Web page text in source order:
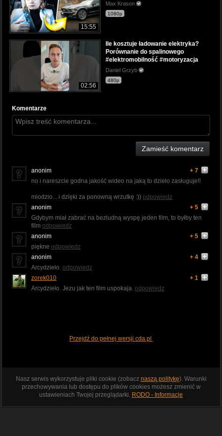
15:55
Max Krason
1080p
02:56
Ile kosztuje ładowanie elektryka?
Porównanie do spalinowego
#elektromobilność #motoryzacja
Daniel Grzyb
480p
Komentarze
Zamieść komentarz
anonim
+ 7
no i nareszcie godna jakość wideo na jaką to dzieło zasługuje!!
miodzio... i dzięki za ponowną wrzutkę :)) odpowiedz
anonim
+ 5
Gdybym miał zabrać na bezludną wyspę jeden film, to byłby ten
film odpowiedz
anonim
+ 5
piękne odpowiedz
anonim
+ 4
Arcydzieło. odpowiedz
zorek010
+ 1
Arcydzieło. Jezu jak ten film uspokaja. odpowiedz
Przejdź do pełnej wersji cda.pl
Nasz serwis wykorzystuje pliki cookie (zobacz naszą politykę). Warunki
przechowywania lub dostępu do plików cookies możesz zmienić w
ustawieniach Twojej przeglądarki. RODO - Informacje